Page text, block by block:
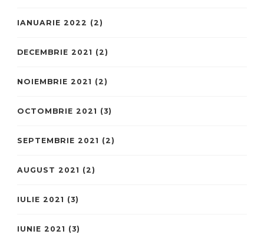
IANUARIE 2022 (2)
DECEMBRIE 2021 (2)
NOIEMBRIE 2021 (2)
OCTOMBRIE 2021 (3)
SEPTEMBRIE 2021 (2)
AUGUST 2021 (2)
IULIE 2021 (3)
IUNIE 2021 (3)